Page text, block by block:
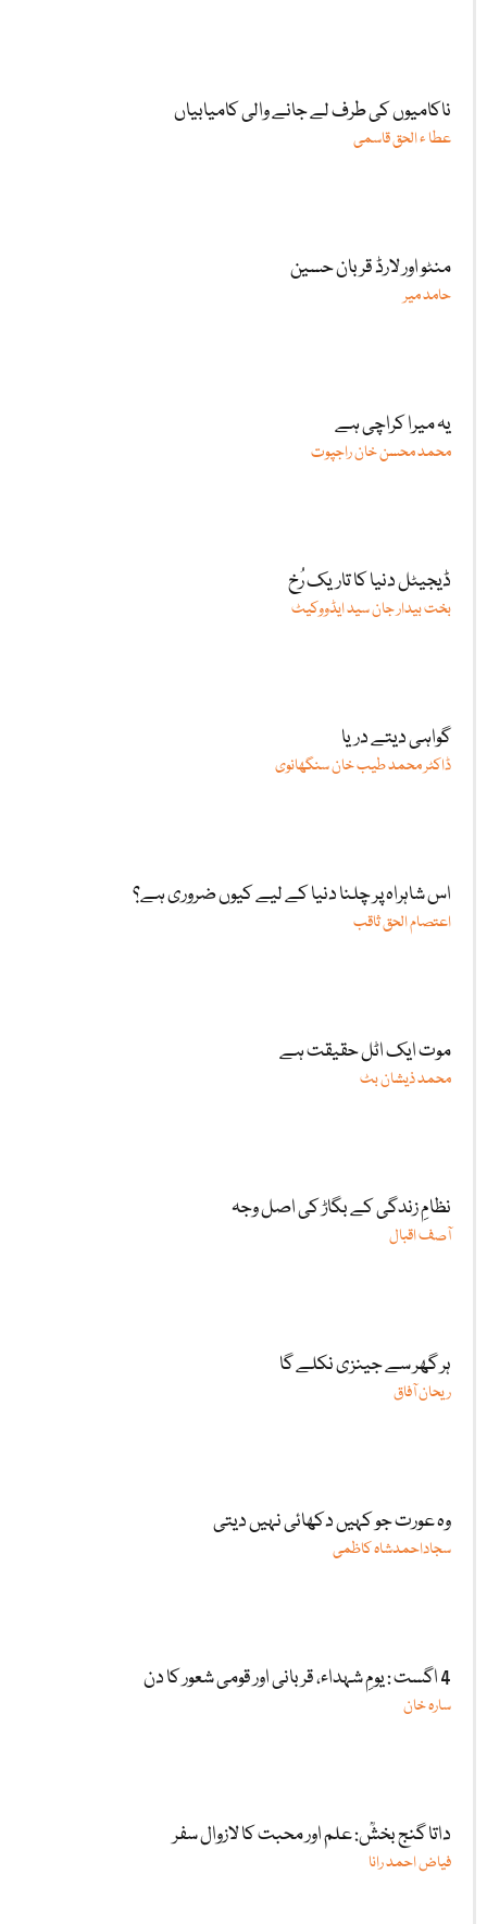
ناکامیوں کی طرف لے جانے والی کامیابیاں
عطا ء الحق قاسمی
منٹو اور لارڈ قربان حسین
حامد میر
یہ میرا کراچی ہے
محمد محسن خان راجپوت
ڈیجیٹل دنیا کا تاریک رُخ
بخت بیدار جان سید ایڈووکیٹ
گواہی دیتے دریا
ڈاکٹر محمد طیب خان سنگھانوی
اس شاہراہ پر چلنا دنیا کے لیے کیوں ضروری ہے؟
اعتصام الحق ثاقب
موت ایک اٹل حقیقت ہے
محمد ذیشان بٹ
نظامِ زندگی کے بگاڑ کی اصل وجہ
آصف اقبال
ہر گھر سے جینزی نکلے گا
ریحان آفاق
وہ عورت جو کہیں دکھائی نہیں دیتی
سجاداحمدشاہ کاظمی
4 اگست : یومِ شہداء، قربانی اور قومی شعور کا دن
سارہ خان
داتا گنج بخشؒ: علم اور محبت کا لازوال سفر
فیاض احمد رانا